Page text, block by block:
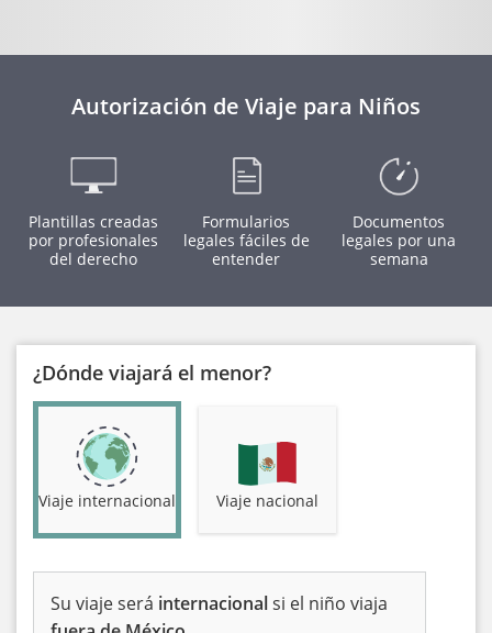
Autorización de Viaje para Niños
Plantillas creadas
por profesionales
del derecho
Formularios
legales fáciles de
entender
Documentos
legales por una
semana
¿Dónde viajará el menor?
Viaje internacional Viaje nacional
Su viaje será internacionalsi el niño viaja